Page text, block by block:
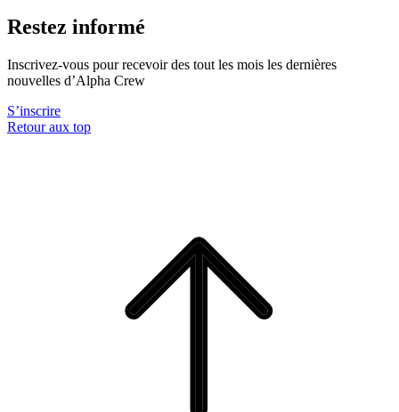
Restez informé
Inscrivez-vous pour recevoir des tout les mois les dernières
nouvelles d’Alpha Crew
S’inscrire
Retour aux top